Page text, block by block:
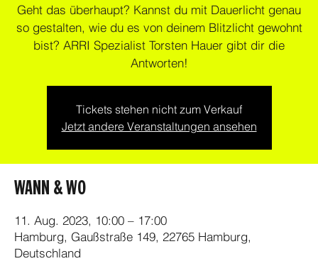
Geht das überhaupt? Kannst du mit Dauerlicht genau
so gestalten, wie du es von deinem Blitzlicht gewohnt
bist? ARRI Spezialist Torsten Hauer gibt dir die
Antworten!
Tickets stehen nicht zum Verkauf
Jetzt andere Veranstaltungen ansehen
WANN & WO
11. Aug. 2023, 10:00 – 17:00
Hamburg, Gaußstraße 149, 22765 Hamburg,
Deutschland